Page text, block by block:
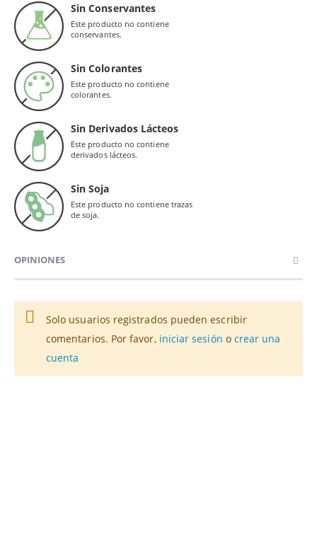
Sin Conservantes
Este producto no contiene
conservantes.
Sin Colorantes
Este producto no contiene
colorantes.
Sin Derivados Lácteos
Este producto no contiene
derivados lácteos.
Sin Soja
Este producto no contiene trazas
de soja.
OPINIONES
Solo usuarios registrados pueden escribir
comentarios. Por favor, iniciar sesión o crear una
cuenta